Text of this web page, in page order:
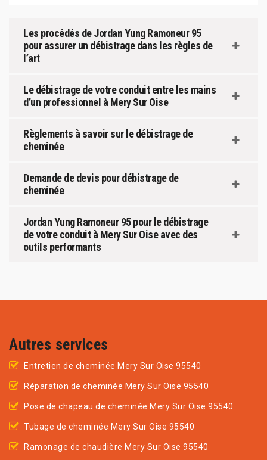
Les procédés de Jordan Yung Ramoneur 95
pour assurer un débistrage dans les règles de
l’art
Le débistrage de votre conduit entre les mains
d’un professionnel à Mery Sur Oise
Règlements à savoir sur le débistrage de
cheminée
Demande de devis pour débistrage de
cheminée
Jordan Yung Ramoneur 95 pour le débistrage
de votre conduit à Mery Sur Oise avec des
outils performants
Autres services
Entretien de cheminée Mery Sur Oise 95540
Réparation de cheminée Mery Sur Oise 95540
Pose de chapeau de cheminée Mery Sur Oise 95540
Tubage de cheminée Mery Sur Oise 95540
Ramonage de chaudière Mery Sur Oise 95540